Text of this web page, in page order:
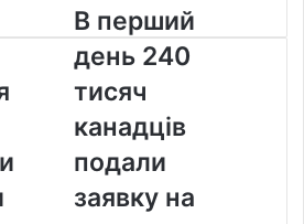
В
перший
день
240
тисяч
канадців
заявку
на
В перший
день 240
тисяч
канадців
подали
заявку на